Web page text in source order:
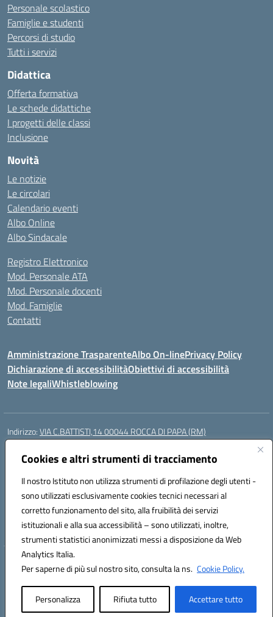
Cookies e altri strumenti di tracciamento
Il nostro Istituto non utilizza strumenti di profilazione degli utenti -
sono utilizzati esclusivamente cookies tecnici necessari al
corretto funzionamento del sito, alla fruibilità dei servizi
istituzionali e alla sua accessibilità – sono utilizzati, inoltre,
strumenti statistici anonimizzati messi a disposizione da Web
Analytics Italia.
Per saperne di più sul nostro sito, consulta la ns. Cookie Policy.
Personalizza Rifiuta tutto Accettare tutto
Personale scolastico
Famiglie e studenti
Percorsi di studio
Tutti i servizi
Didattica
Offerta formativa
Le schede didattiche
I progetti delle classi
Inclusione
Novità
Le notizie
Le circolari
Calendario eventi
Albo Online
Albo Sindacale
Registro Elettronico
Mod. Personale ATA
Mod. Personale docenti
Mod. Famiglie
Contatti
Amministrazione TrasparenteAlbo On-linePrivacy Policy
Dichiarazione di accessibilitàObiettivi di accessibilità
Note legaliWhistleblowing
Indirizzo:VIA C.BATTISTI,14 00044 ROCCA DI PAPA (RM)
Centralino:
Posta elettronica certificata (PEC):rmic8aq00n@pec.istruzione.it
Codice fiscale: 84002620585
Codice meccanografico:RMIC8AQ00N
Codice Indice delle Pubbliche Amministrazioni (IPA): istsc_rmic8aq00n
Codice unico di fatturazione (CUF): 7JVJUU
Hosting & Powered by 3D Solution S.r.l.
Concept & Design by Designers Italia